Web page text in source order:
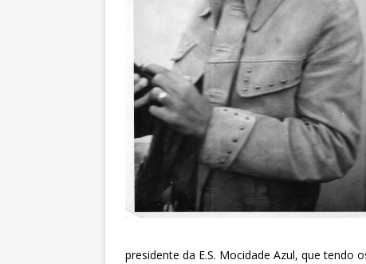
presidente da E.S. Mocidade Azul, que